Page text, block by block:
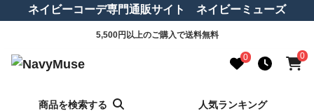
ネイビーコーデ専門通販サイト ネイビーミューズ
5,500円以上のご購入で送料無料
0 0
商品を検索する 人気ランキング